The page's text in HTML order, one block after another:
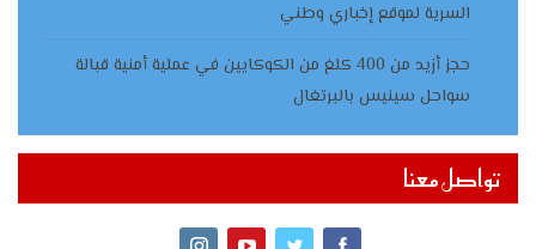
السرية لموقع إخباري وطني
حجز أزيد من 400 كلغ من الكوكايين في عملية أمنية قبالة
سواحل سينيس بالبرتغال
تواصل معنا